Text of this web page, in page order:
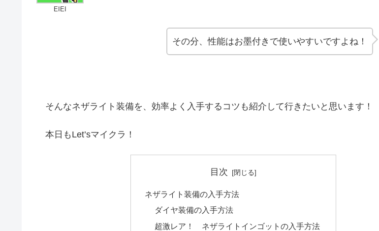
EIEI
その分、性能はお墨付きで使いやすいですよね！
そんなネザライト装備を、効率よく入手するコツも紹介して行きたいと思います！
本日もLet’sマイクラ！
目次
ネザライト装備の入手方法
ダイヤ装備の入手方法
超激レア！ ネザライトインゴットの入手方法